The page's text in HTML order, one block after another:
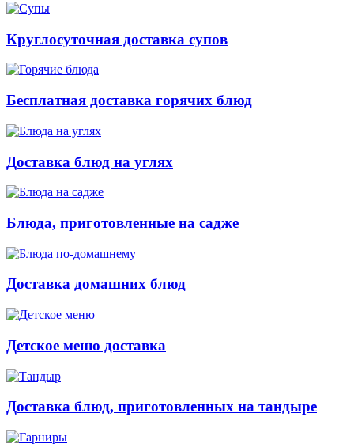
Круглосуточная доставка супов
Бесплатная доставка горячих блюд
Доставка блюд на углях
Блюда, приготовленные на садже
Доставка домашних блюд
Детское меню доставка
Доставка блюд, приготовленных на тандыре